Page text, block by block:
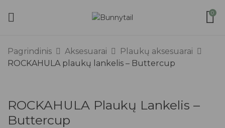
0
Pagrindinis Aksesuarai
Plaukų aksesuarai
ROCKAHULA plaukų lankelis – Buttercup
ROCKAHULA Plaukų Lankelis –
Buttercup